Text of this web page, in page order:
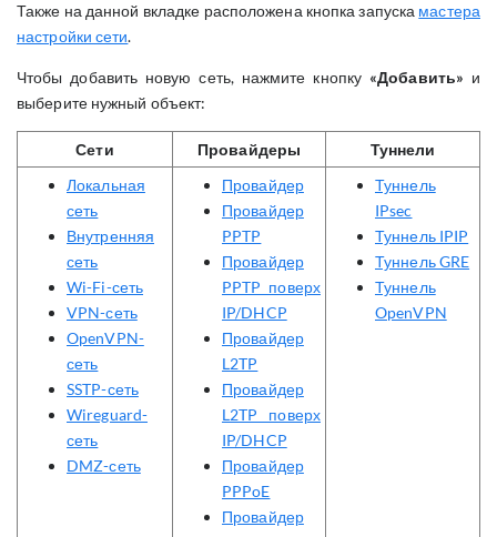
Также на данной вкладке расположена кнопка запуска мастера
настройки сети.
Чтобы добавить новую сеть, нажмите кнопку «Добавить» и
выберите нужный объект:
Сети Провайдеры
Туннели
Локальная
сеть
Внутренняя
сеть
Wi-Fi-сеть
VPN-сеть
OpenVPN-
сеть
SSTP-сеть
Wireguard-
сеть
DMZ-сеть
Провайдер
Провайдер
PPTP
Провайдер
PPTP поверх
IP/DHCP
Провайдер
L2TP
Провайдер
L2TP поверх
IP/DHCP
Провайдер
PPPoE
Провайдер
Туннель
IPsec
Туннель IPIP
Туннель GRE
Туннель
OpenVPN